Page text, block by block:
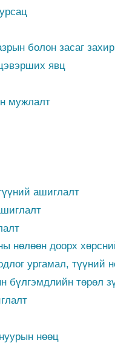
болон засаг
явц
мужлалт
ашиглалт
нөлөөн доорх
ургамал, түүний
бүлгэмдлийн төрөл
нөөц